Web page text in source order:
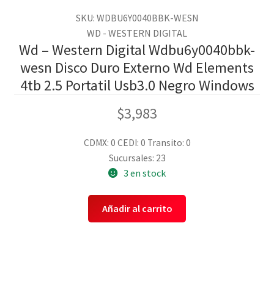
SKU: WDBU6Y0040BBK-WESN
WD - WESTERN DIGITAL
Wd – Western Digital Wdbu6y0040bbk-
wesn Disco Duro Externo Wd Elements
4tb 2.5 Portatil Usb3.0 Negro Windows
$3,983
CDMX: 0 CEDI: 0 Transito: 0
Sucursales: 23
3 en stock
Añadir al carrito